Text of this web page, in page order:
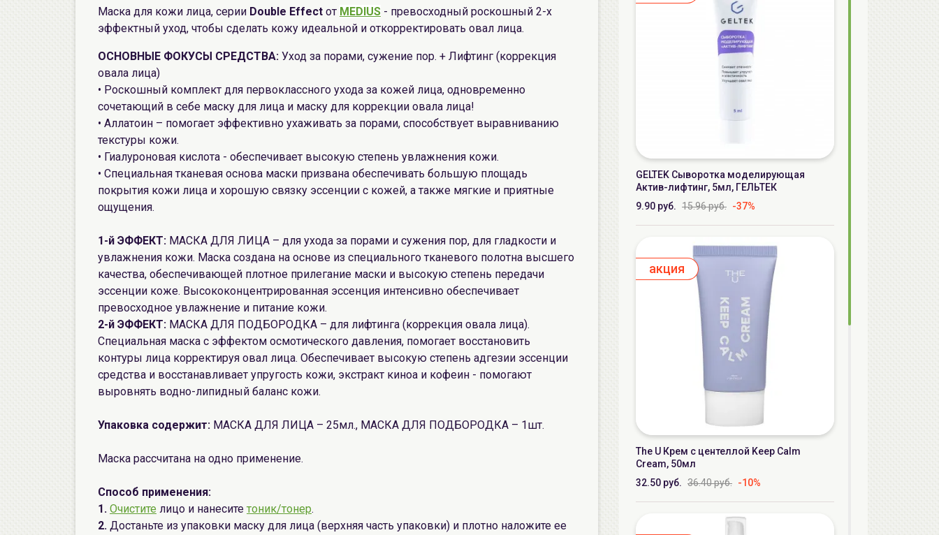
Маска для кожи лица, серии Double Effect от MEDIUS - превосходный роскошный 2-х
эффектный уход, чтобы сделать кожу идеальной и откорректировать овал лица.
ОСНОВНЫЕ ФОКУСЫ СРЕДСТВА: Уход за порами, сужение пор. + Лифтинг (коррекция
овала лица)
• Роскошный комплект для первоклассного ухода за кожей лица, одновременно
сочетающий в себе маску для лица и маску для коррекции овала лица!
• Аллатоин – помогает эффективно ухаживать за порами, способствует выравниванию
текстуры кожи.
• Гиалуроновая кислота - обеспечивает высокую степень увлажнения кожи.
• Специальная тканевая основа маски призвана обеспечивать большую площадь
покрытия кожи лица и хорошую связку эссенции с кожей, а также мягкие и приятные
ощущения.
1-й ЭФФЕКТ: МАСКА ДЛЯ ЛИЦА – для ухода за порами и сужения пор, для гладкости и
увлажнения кожи. Маска создана на основе из специального тканевого полотна высшего
качества, обеспечивающей плотное прилегание маски и высокую степень передачи
эссенции коже. Высококонцентрированная эссенция интенсивно обеспечивает
превосходное увлажнение и питание кожи.
2-й ЭФФЕКТ: МАСКА ДЛЯ ПОДБОРОДКА – для лифтинга (коррекция овала лица).
Специальная маска с эффектом осмотического давления, помогает восстановить
контуры лица корректируя овал лица. Обеспечивает высокую степень адгезии эссенции
средства и восстанавливает упругость кожи, экстракт киноа и кофеин - помогают
выровнять водно-липидный баланс кожи.
Упаковка содержит: МАСКА ДЛЯ ЛИЦА – 25мл., МАСКА ДЛЯ ПОДБОРОДКА – 1шт.
Маска рассчитана на одно применение.
Способ применения:
1. Очистите лицо и нанесите тоник/тонер.
2. Достаньте из упаковки маску для лица (верхняя часть упаковки) и плотно наложите ее
GELTEK Сыворотка моделирующая
Актив-лифтинг, 5мл, ГЕЛЬТЕК
9.90 руб. 15.96 руб. -37%
aкция
The U Крем с центеллой Keep Calm
Cream, 50мл
32.50 руб. 36.40 руб. -10%